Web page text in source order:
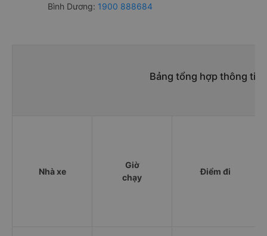
Bình Dương: 1900 888684
Bảng tổng hợp thông tin
Nhà xe
Giờ
chạy
Điểm đi